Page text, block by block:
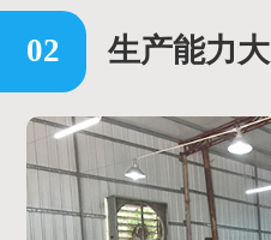
生产能力大